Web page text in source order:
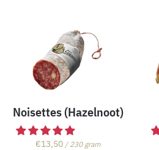
Noisettes (Hazelnoot)
€13,50 / 230 gram